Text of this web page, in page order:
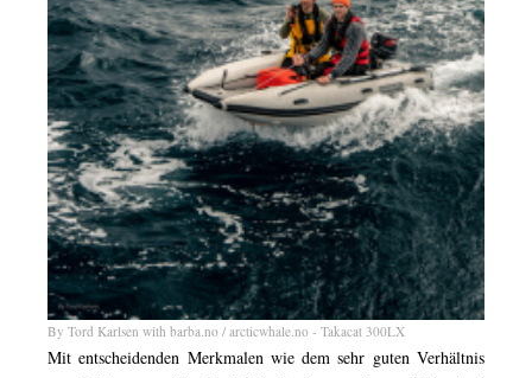
By Tord Karlsen with barba.no / arcticwhale.no - Takacat 300LX
Mit entscheidenden Merkmalen wie dem sehr guten Verhältnis